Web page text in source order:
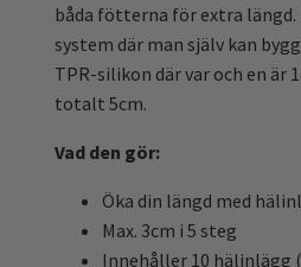
båda fötterna för extra
system där man själv kan
TPR-silikon där var och en är
totalt 5cm.
Vad den gör:
Öka din längd med
Max. 3cm i 5 steg
Innehåller 10 hälinlägg